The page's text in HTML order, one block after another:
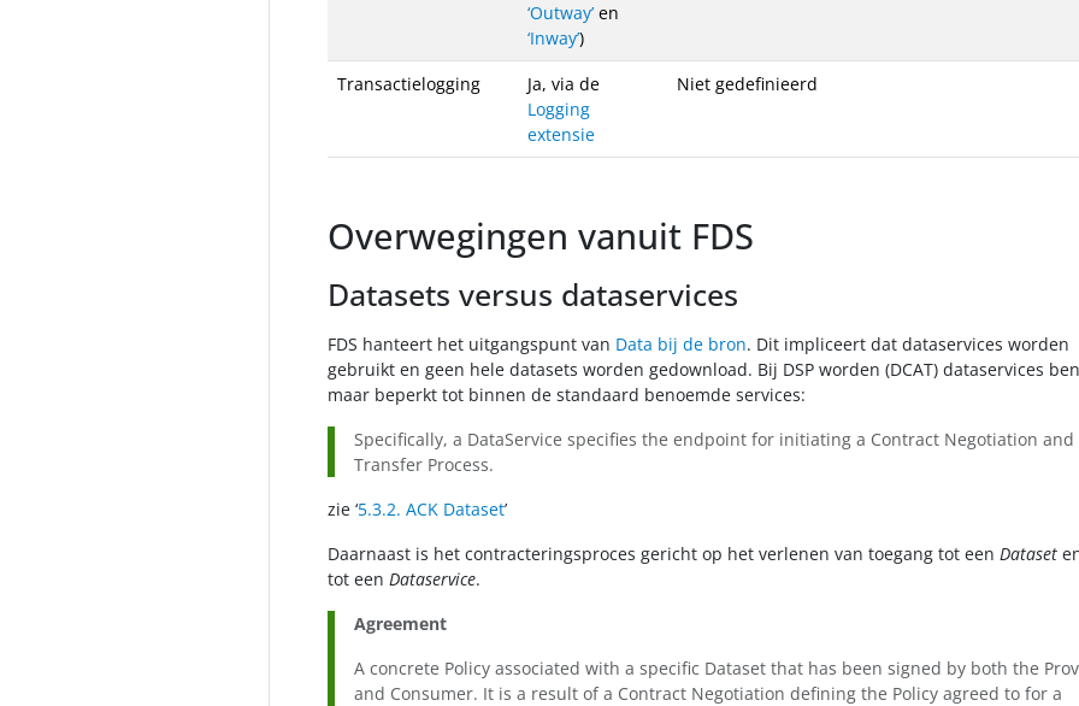
‘Outway’ en
‘Inway’)
Transactielogging
Ja, via de
Logging
extensie
Niet gedefinieerd
Overwegingen vanuit FDS
Datasets versus dataservices
FDS hanteert het uitgangspunt van Data bij de bron. Dit impliceert dat dataservices worden
gebruikt en geen hele datasets worden gedownload. Bij DSP worden (DCAT) dataservices
maar beperkt tot binnen de standaard benoemde services:
Specifically, a DataService specifies the endpoint for initiating a Contract Negotiation and
Transfer Process.
zie ‘5.3.2. ACK Dataset’
Daarnaast is het contracteringsproces gericht op het verlenen van toegang tot een Dataset
tot een Dataservice.
Agreement
A concrete Policy associated with a specific Dataset that has been signed by both the
and Consumer. It is a result of a Contract Negotiation defining the Policy agreed to for a